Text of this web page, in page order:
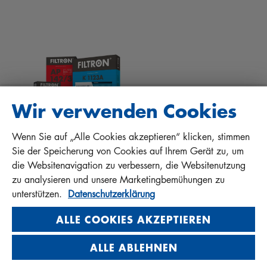
PROTECT+
FAQ
MANN+HUMMEL FT Poland
Sp. z o. o. Sp. k.
ul. Wrocławska 145, 63-800 GOSTYŃ, POLAND
Privacy Statement
Imprint
Wir verwenden Cookies
Wenn Sie auf „Alle Cookies akzeptieren“ klicken, stimmen
Sie der Speicherung von Cookies auf Ihrem Gerät zu, um
die Websitenavigation zu verbessern, die Websitenutzung
zu analysieren und unsere Marketingbemühungen zu
unterstützen. Datenschutzerklärung
ALLE COOKIES AKZEPTIEREN
ALLE ABLEHNEN